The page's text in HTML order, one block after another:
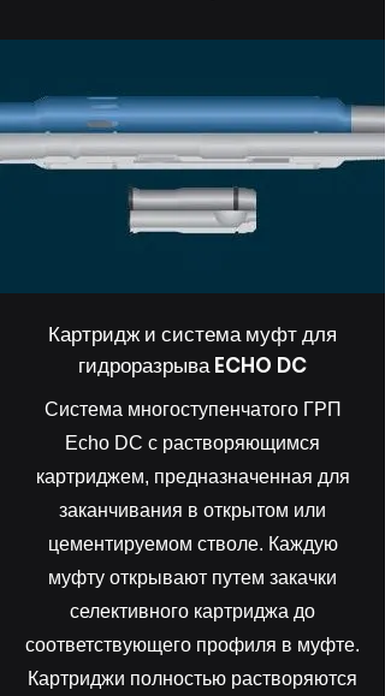
Картридж и система муфт для
гидроразрыва ECHO DC
Система многоступенчатого ГРП
Echo DC с растворяющимся
картриджем, предназначенная для
заканчивания в открытом или
цементируемом стволе. Каждую
муфту открывают путем закачки
селективного картриджа до
соответствующего профиля в муфте.
Картриджи полностью растворяются